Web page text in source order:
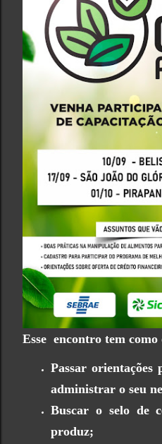
Esse encontro tem
Passar
administrar o seu
Buscar o selo de
produz;